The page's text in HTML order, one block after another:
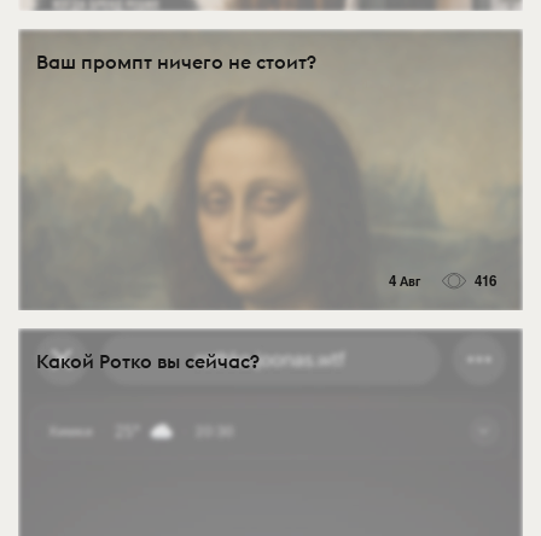
Ваш промпт ничего не стоит?
4 Авг 416
Какой Ротко вы сейчас?